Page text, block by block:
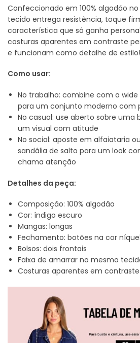
Confeccionado em 100% algodão
tecido entrega resistência, toque
característica que só ganha
costuras aparentes em contraste
e funcionam como detalhe de estilo!
Como usar:
No trabalho: combine com a wide
para um conjunto moderno com
No casual: use aberto sobre uma
um visual com atitude
No social: aposte em alfaiataria
sandália de salto para um look
chama atenção
Detalhes da peça:
Composição: 100% algodão
Cor: índigo escuro
Mangas: longas
Fechamento: botões na cor níquel
Bolsos: dois frontais
Faixa de amarrar no mesmo
Costuras aparentes em contraste